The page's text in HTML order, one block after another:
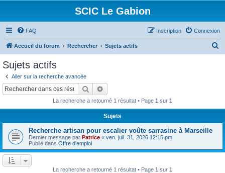
SCIC Le Gabion
FAQ Connexion
Inscription
Accueil du forum Rechercher Sujets actifs
r
Sujets actifs
Aller sur la recherche avancée
Rechercher
La recherche a retourné 1 résultat • Page 1 sur 1
Sujets
Recherche artisan pour escalier voûte sarrasine à Marseille
Dernier message par Patrice « ven. juil. 31, 2026 12:15 pm
Publié dans Offre d'emploi
La recherche a retourné 1 résultat • Page 1 sur 1